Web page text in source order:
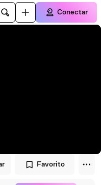
Conectar
Favorito